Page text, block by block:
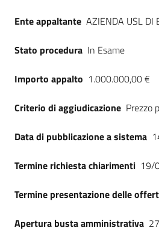
Ente appaltante AZIENDA USL DI
Stato procedura In Esame
Importo appalto 1.000.000,00 €
Criterio di aggiudicazione Prezzo
Data di pubblicazione a sistema
Termine richiesta chiarimenti 19/
Termine presentazione delle
Apertura busta amministrativa